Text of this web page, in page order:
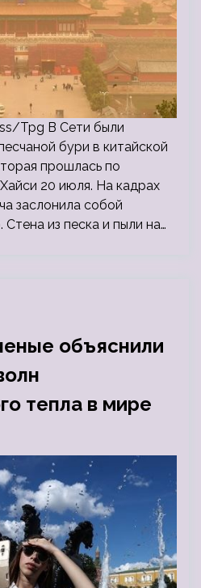
Tpg В Сети были
бури в китайской
прошлась по
20 июля. На кадрах
заслонила собой
из песка и пыли на…
объяснили
тепла в мире